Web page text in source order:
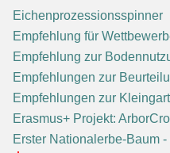
Eichenprozessionsspinner
Empfehlung für
Empfehlung zur
Empfehlungen zur
Empfehlungen zur
Erasmus+ Projekt:
Erster Nationalerbe-Baum